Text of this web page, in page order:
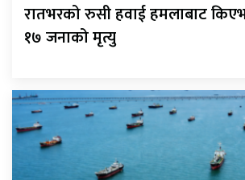
रातभरको रुसी हवाई हमलाबाट किएभ
१७ जनाको मृत्यु